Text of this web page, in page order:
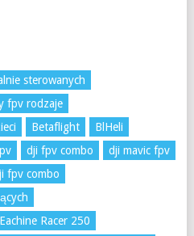
sterowanych
fpv rodzaje
Betaflight
BlHeli
dji fpv combo
dji mavic fpv
fpv combo
Eachine Racer 250